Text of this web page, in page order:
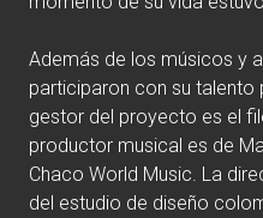
Además de los músicos y
participaron con su talento
gestor del proyecto es el
productor musical es de
Chaco World Music. La
del estudio de diseño